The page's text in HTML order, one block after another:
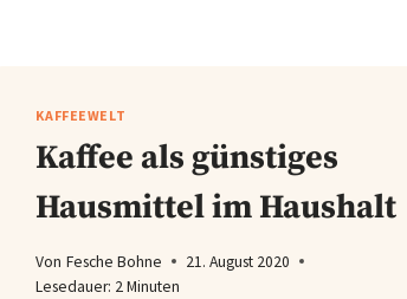
KAFFEEWELT
Kaffee als günstiges
Hausmittel im Haushalt
Von Fesche Bohne
21. August 2020
Lesedauer: 2Minuten